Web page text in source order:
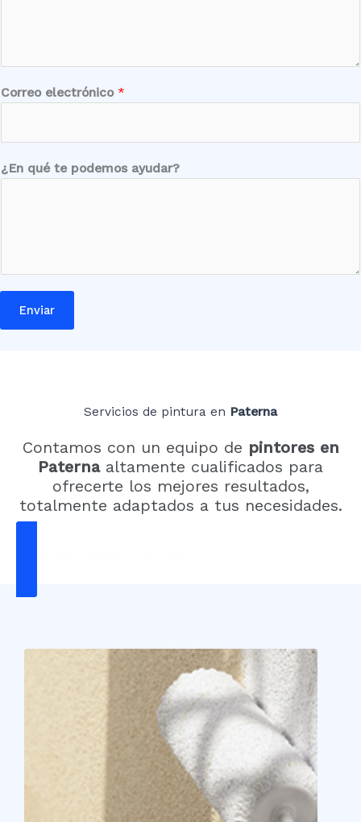
¿
E
n
ó
v
Correo electrónico *
¿En qué te podemos ayudar?
Enviar
Servicios de pintura en Paterna
Contamos con un equipo de pintores en
Paternaaltamente cualificados para
ofrecerte los mejores resultados,
totalmente adaptados a tus necesidades.